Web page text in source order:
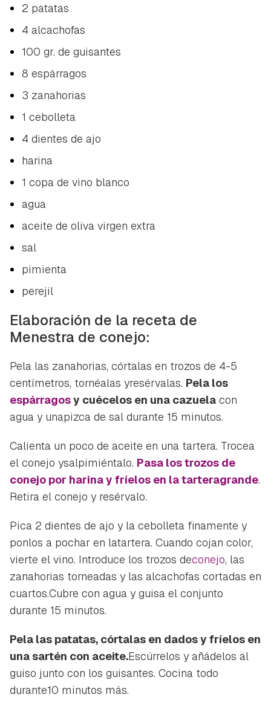
Guardar como favorito
Para poder guardar como favorito, primero has de
iniciar sesión con tu cuenta de Hogarmanía.
INICIAR SESIÓN
2 patatas
4 alcachofas
100 gr. de guisantes
8 espárragos
3 zanahorias
1 cebolleta
4 dientes de ajo
harina
1 copa de vino blanco
agua
aceite de oliva virgen extra
sal
pimienta
perejil
Elaboración de la receta de
Menestra de conejo:
Pela las zanahorias, córtalas en trozos de 4-5
centímetros, tornéalas yresérvalas. Pela los
espárragosy cuécelos en una cazuela con
agua y unapizca de sal durante 15 minutos.
Calienta un poco de aceite en una tartera. Trocea
el conejo ysalpimiéntalo. Pasa los trozos de
conejo por harina y fríelos en la tarteragrande.
Retira el conejo y resérvalo.
Pica 2 dientes de ajo y la cebolleta finamente y
ponlos a pochar en latartera. Cuando cojan color,
vierte el vino. Introduce los trozos deconejo, las
zanahorias torneadas y las alcachofas cortadas en
cuartos.Cubre con agua y guisa el conjunto
durante 15 minutos.
Pela las patatas, córtalas en dados y fríelos en
una sartén con aceite.Escúrrelos y añádelos al
guiso junto con los guisantes. Cocina todo
durante10 minutos más.
Gracias por suscribirte a nuestro boletín.
ACEPTAR